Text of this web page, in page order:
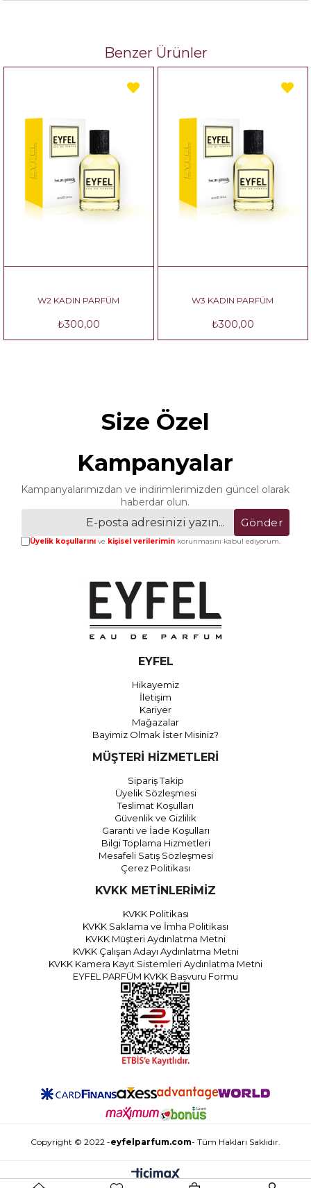
Benzer Ürünler
W2 KADIN PARFÜM
₺300,00
W3 KADIN PARFÜM
₺300,00
Size Özel
Kampanyalar
Kampanyalarımızdan ve indirimlerimizden güncel olarak
haberdar olun.
Gönder
Üyelik koşullarınıve kişisel verileriminkorunmasını kabul ediyorum.
EYFEL
Hikayemiz
İletişim
Kariyer
Mağazalar
Bayimiz Olmak İster Misiniz?
MÜŞTERİ HİZMETLERİ
Sipariş Takip
Üyelik Sözleşmesi
Teslimat Koşulları
Güvenlik ve Gizlilik
Garanti ve İade Koşulları
Bilgi Toplama Hizmetleri
Mesafeli Satış Sözleşmesi
Çerez Politikası
KVKK METİNLERİMİZ
KVKK Politikası
KVKK Saklama ve İmha Politikası
KVKK Müşteri Aydınlatma Metni
KVKK Çalışan Adayı Aydınlatma Metni
KVKK Kamera Kayıt Sistemleri Aydınlatma Metni
EYFEL PARFÜM KVKK Başvuru Formu
Copyright © 2022 -eyfelparfum.com- Tüm Hakları Saklıdır.